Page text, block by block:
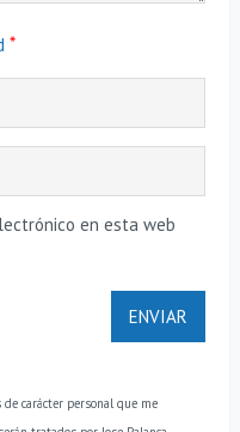
*
en esta web
carácter personal que me